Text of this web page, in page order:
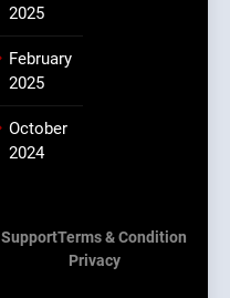
2025
February
2025
October
2024
SupportTerms & Condition
Privacy